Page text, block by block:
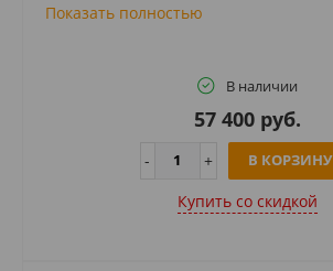
Показать полностью
В наличии
57 400 руб.
В КОРЗИНУ
Купить cо скидкой